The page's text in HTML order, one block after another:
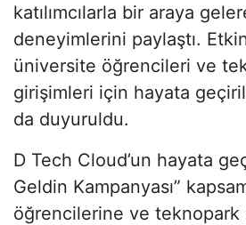
katılımcılarla bir araya
deneyimlerini paylaştı.
üniversite öğrencileri ve
girişimleri için hayata
da duyuruldu.
D Tech Cloud’un hayata
Geldin Kampanyası”
öğrencilerine ve teknopark